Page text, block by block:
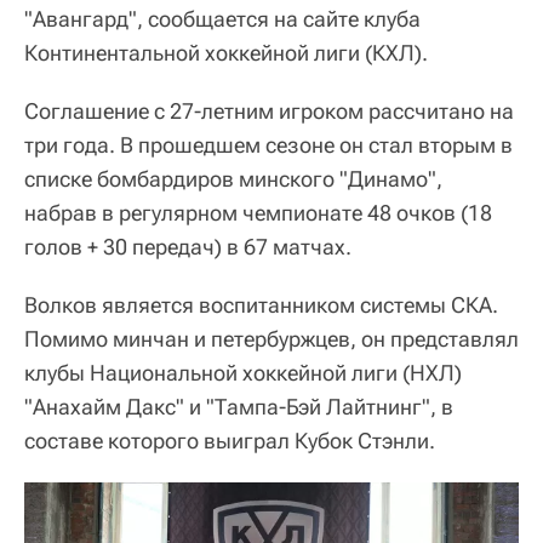
"Авангард", сообщается на сайте клуба
Континентальной хоккейной лиги (КХЛ).
Соглашение с 27-летним игроком рассчитано на
три года. В прошедшем сезоне он стал вторым в
списке бомбардиров минского "Динамо",
набрав в регулярном чемпионате 48 очков (18
голов + 30 передач) в 67 матчах.
Волков является воспитанником системы СКА.
Помимо минчан и петербуржцев, он представлял
клубы Национальной хоккейной лиги (НХЛ)
"Анахайм Дакс" и "Тампа-Бэй Лайтнинг", в
составе которого выиграл Кубок Стэнли.